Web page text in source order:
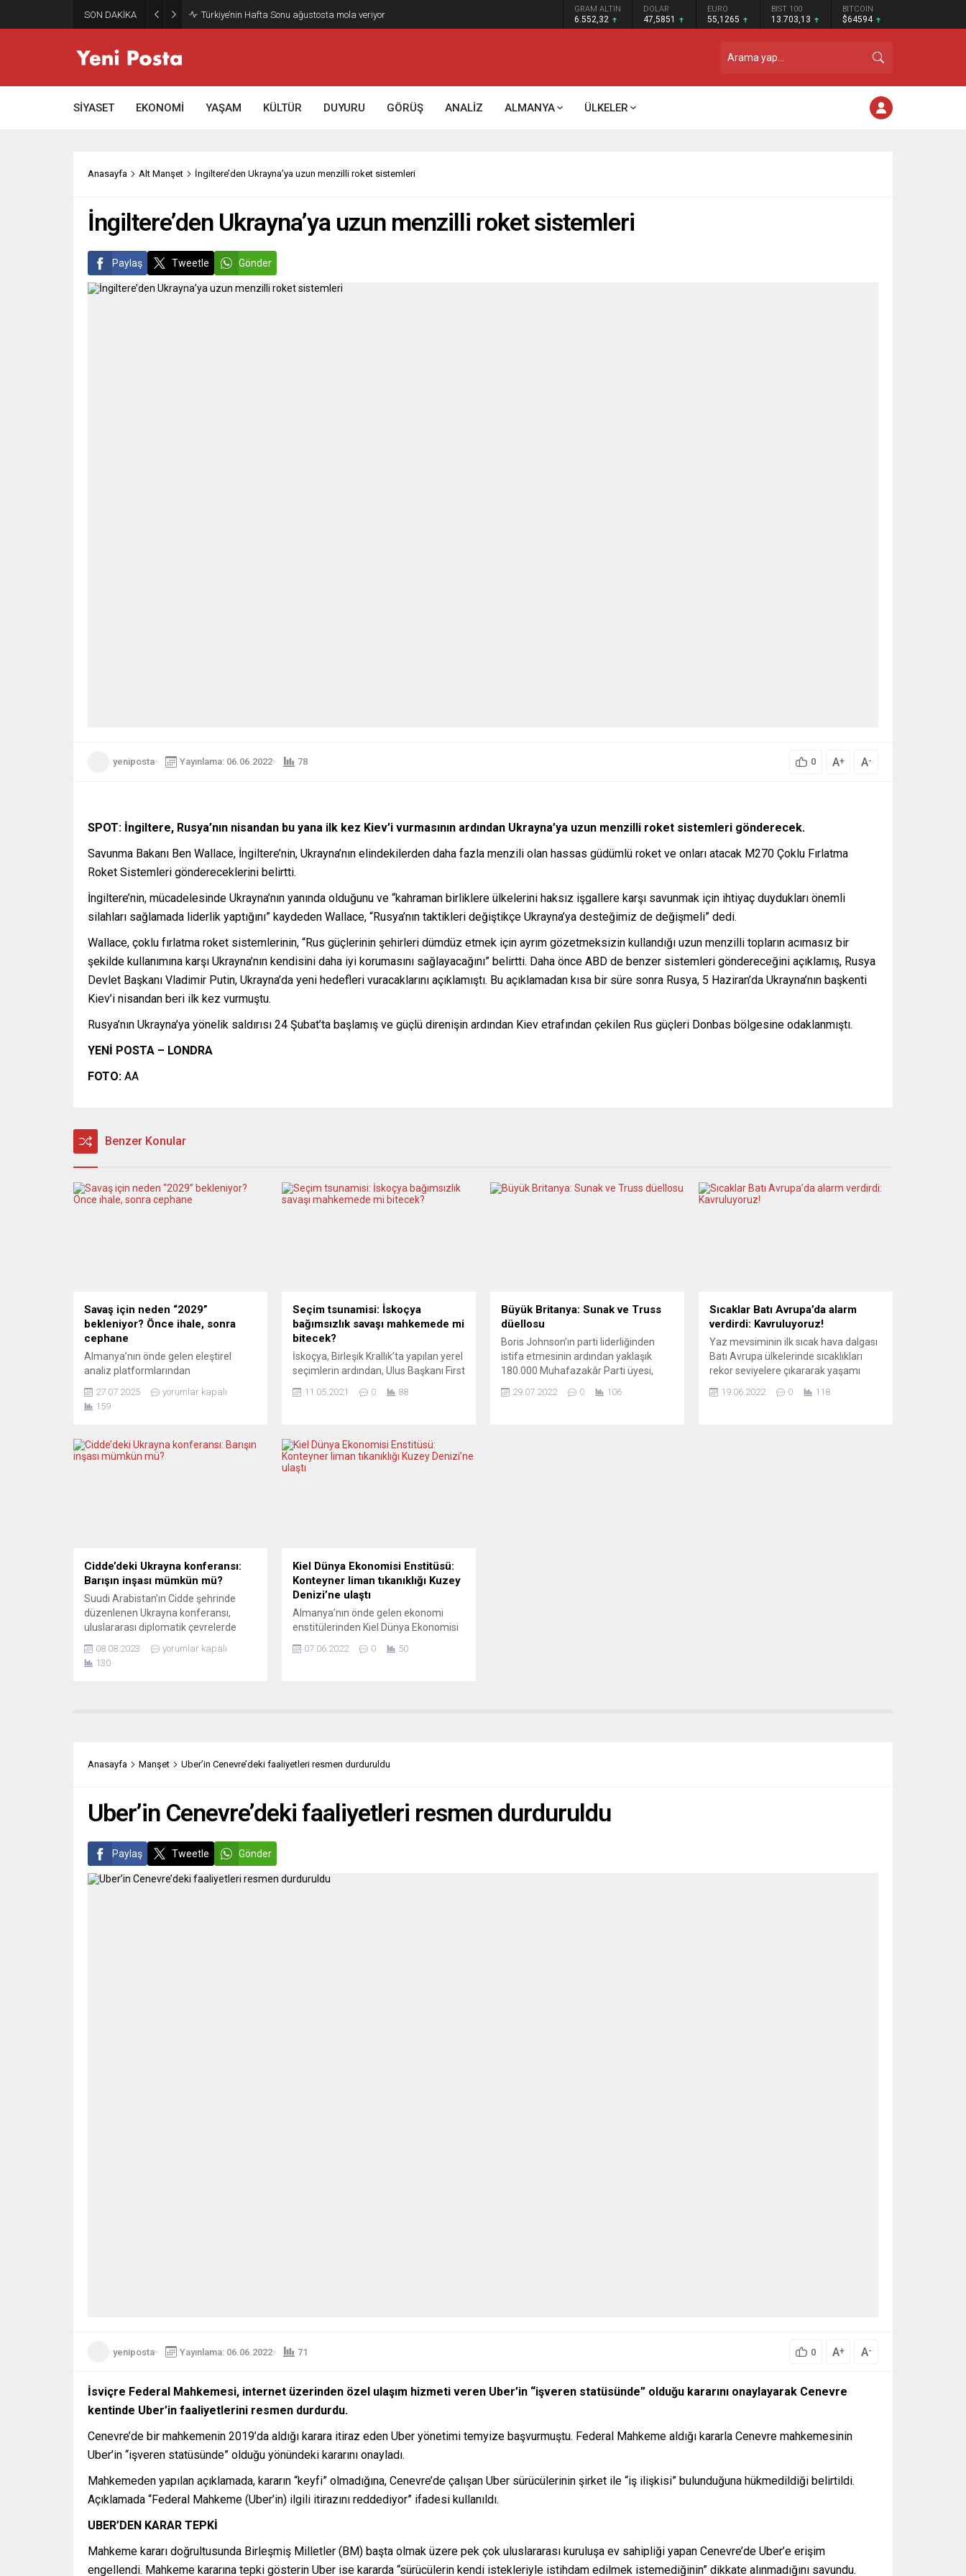
SON DAKİKA GRAM ALTIN
6.552,32
DOLAR
47,5851
EURO
55,1265
BIST 100
13.703,13
BITCOIN
$64594
SİYASET EKONOMİ YAŞAM KÜLTÜR DUYURU GÖRÜŞ ANALİZ ALMANYA ÜLKELER
Anasayfa Alt Manşet İngiltere’den Ukrayna’ya uzun menzilli roket sistemleri
İngiltere’den Ukrayna’ya uzun menzilli roket sistemleri
Paylaş Tweetle Gönder
yeniposta Yayınlama: 06.06.2022 78 0 A+ A-
SPOT: İngiltere, Rusya’nın nisandan bu yana ilk kez Kiev’i vurmasının ardından Ukrayna’ya uzun menzilli roket sistemleri gönderecek.
Savunma Bakanı Ben Wallace, İngiltere’nin, Ukrayna’nın elindekilerden daha fazla menzili olan hassas güdümlü roket ve onları atacak M270 Çoklu Fırlatma
Roket Sistemleri göndereceklerini belirtti.
İngiltere’nin, mücadelesinde Ukrayna’nın yanında olduğunu ve “kahraman birliklere ülkelerini haksız işgallere karşı savunmak için ihtiyaç duydukları önemli
silahları sağlamada liderlik yaptığını” kaydeden Wallace, “Rusya’nın taktikleri değiştikçe Ukrayna’ya desteğimiz de değişmeli” dedi.
Wallace, çoklu fırlatma roket sistemlerinin, “Rus güçlerinin şehirleri dümdüz etmek için ayrım gözetmeksizin kullandığı uzun menzilli topların acımasız bir
şekilde kullanımına karşı Ukrayna’nın kendisini daha iyi korumasını sağlayacağını” belirtti. Daha önce ABD de benzer sistemleri göndereceğini açıklamış, Rusya
Devlet Başkanı Vladimir Putin, Ukrayna’da yeni hedefleri vuracaklarını açıklamıştı. Bu açıklamadan kısa bir süre sonra Rusya, 5 Haziran’da Ukrayna’nın başkenti
Kiev’i nisandan beri ilk kez vurmuştu.
Rusya’nın Ukrayna’ya yönelik saldırısı 24 Şubat’ta başlamış ve güçlü direnişin ardından Kiev etrafından çekilen Rus güçleri Donbas bölgesine odaklanmıştı.
YENİ POSTA – LONDRA
FOTO: AA
Benzer Konular
Savaş için neden “2029”
bekleniyor? Önce ihale, sonra
cephane
Almanya’nın önde gelen eleştirel
analiz platformlarından
Tautenhahn’ın ironik kaleme aldığı bir
analizde, Almanya’nın silahlanma
senaryolarının nasıl “uyumlu hale
getirildiğini” gözler önüne serdi.
27.07.2025
yorumlar kapalı
159
Seçim tsunamisi: İskoçya
bağımsızlık savaşı mahkemede mi
bitecek?
İskoçya, Birleşik Krallık’ta yapılan yerel
seçimlerin ardından, Ulus Başkanı First
SNP ile yürümeye karar verdi. Ancak,
Halkın yüzde 48’i SNP’ye oy verdiğine,
geri kalan yüzde 52 Nicola Sturgeon’ı
desteklemediğine göre, First Minister
11.05.2021 0 88
Büyük Britanya: Sunak ve Truss
düellosu
Boris Johnson’ın parti liderliğinden
istifa etmesinin ardından yaklaşık
180.000 Muhafazakâr Parti üyesi,
halefi belirlemek üzere eylül ayına
29.07.2022 0 106
Sıcaklar Batı Avrupa’da alarm
verdirdi: Kavruluyoruz!
Yaz mevsiminin ilk sıcak hava dalgası
Batı Avrupa ülkelerinde sıcaklıkları
rekor seviyelere çıkararak yaşamı
uyarıldığı Batı Avrupa’da birçok kentte
19.06.2022 0 118
Cidde’deki Ukrayna konferansı:
Barışın inşası mümkün mü?
Suudi Arabistan’ın Cidde şehrinde
düzenlenen Ukrayna konferansı,
uluslararası diplomatik çevrelerde
ülkenin temsilcileri, Ukrayna krizinin
çözümüne yönelik barış senaryolarını
08.08.2023
yorumlar kapalı
130
Kiel Dünya Ekonomisi Enstitüsü:
Konteyner liman tıkanıklığı Kuzey
Denizi’ne ulaştı
Almanya’nın önde gelen ekonomi
enstitülerinden Kiel Dünya Ekonomisi
taşımacılığındaki tıkanıklıkların Kuzey
gördüğü aktarıldı. Covid-19 salgınının
07.06.2022 0 50
Anasayfa Manşet Uber’in Cenevre’deki faaliyetleri resmen durduruldu
Uber’in Cenevre’deki faaliyetleri resmen durduruldu
Paylaş Tweetle Gönder
yeniposta Yayınlama: 06.06.2022 71 0 A+ A-
İsviçre Federal Mahkemesi, internet üzerinden özel ulaşım hizmeti veren Uber’in “işveren statüsünde” olduğu kararını onaylayarak Cenevre
kentinde Uber’in faaliyetlerini resmen durdurdu.
Cenevre’de bir mahkemenin 2019’da aldığı karara itiraz eden Uber yönetimi temyize başvurmuştu. Federal Mahkeme aldığı kararla Cenevre mahkemesinin
Uber’in “işveren statüsünde” olduğu yönündeki kararını onayladı.
Mahkemeden yapılan açıklamada, kararın “keyfi” olmadığına, Cenevre’de çalışan Uber sürücülerinin şirket ile “iş ilişkisi” bulunduğuna hükmedildiği belirtildi.
Açıklamada “Federal Mahkeme (Uber’in) ilgili itirazını reddediyor” ifadesi kullanıldı.
UBER’DEN KARAR TEPKİ
Mahkeme kararı doğrultusunda Birleşmiş Milletler (BM) başta olmak üzere pek çok uluslararası kuruluşa ev sahipliği yapan Cenevre’de Uber’e erişim
engellendi. Mahkeme kararına tepki gösterin Uber ise kararda “sürücülerin kendi istekleriyle istihdam edilmek istemediğinin” dikkate alınmadığını savundu.